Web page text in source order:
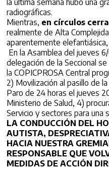
radiográficas.
Mientras, en círculos
realmente de Alta
aparentemente
En la Asamblea del jueves
delegación de la Seccional
la COPICPROSA Central
2) Movilización al pasillo de
Paro de 24 horas el jueves
Ministerio de Salud, 4)
Servicio y sectores para una
LA CONDUCCIÓN DEL
AUTISTA,
HACIA NUESTRA
RESPONSABLE QUE
MEDIDAS DE ACCIÓN